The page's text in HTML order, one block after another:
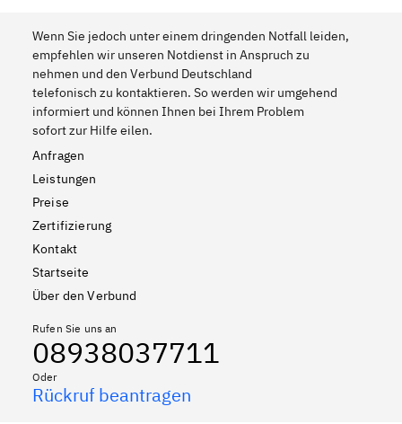
Wenn Sie jedoch unter einem dringenden Notfall leiden,
empfehlen wir unseren Notdienst in Anspruch zu
nehmen und den Verbund Deutschland
telefonisch zu kontaktieren. So werden wir umgehend
informiert und können Ihnen bei Ihrem Problem
sofort zur Hilfe eilen.
Anfragen
Leistungen
Preise
Zertifizierung
Kontakt
Startseite
Über den Verbund
Rufen Sie uns an
08938037711
Oder
Rückruf beantragen